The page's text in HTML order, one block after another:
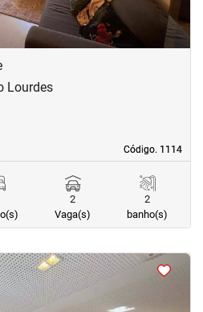
Código. 1114
Código. 1114
Lourdes
2
Vaga(s)
2
banho(s)